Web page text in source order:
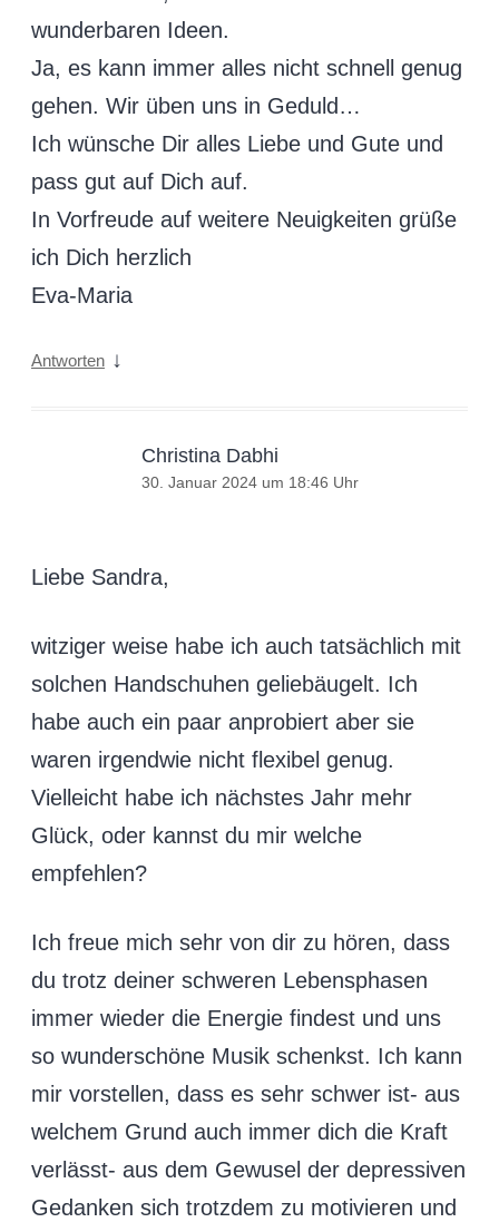
wunderbaren Ideen.
Ja, es kann immer alles nicht schnell genug
gehen. Wir üben uns in Geduld…
Ich wünsche Dir alles Liebe und Gute und
pass gut auf Dich auf.
In Vorfreude auf weitere Neuigkeiten grüße
ich Dich herzlich
Eva-Maria
Antworten ↓
Christina Dabhi
30. Januar 2024 um 18:46 Uhr
Liebe Sandra,
witziger weise habe ich auch tatsächlich mit
solchen Handschuhen geliebäugelt. Ich
habe auch ein paar anprobiert aber sie
waren irgendwie nicht flexibel genug.
Vielleicht habe ich nächstes Jahr mehr
Glück, oder kannst du mir welche
empfehlen?
Ich freue mich sehr von dir zu hören, dass
du trotz deiner schweren Lebensphasen
immer wieder die Energie findest und uns
so wunderschöne Musik schenkst. Ich kann
mir vorstellen, dass es sehr schwer ist- aus
welchem Grund auch immer dich die Kraft
verlässt- aus dem Gewusel der depressiven
Gedanken sich trotzdem zu motivieren und